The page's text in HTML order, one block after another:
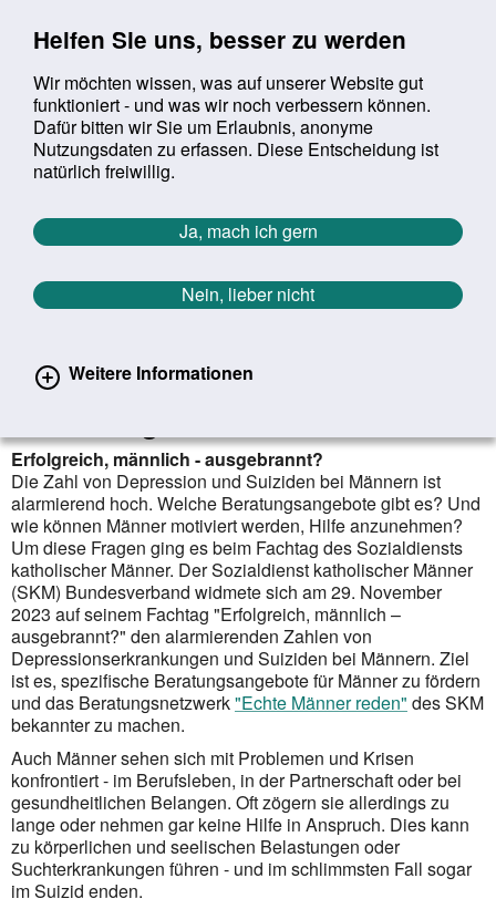
Helfen Sie uns, besser zu werden
Wir möchten wissen, was auf unserer Website gut
funktioniert - und was wir noch verbessern können.
Dafür bitten wir Sie um Erlaubnis, anonyme
Nutzungsdaten zu erfassen. Diese Entscheidung ist
natürlich freiwillig.
Ja, mach ich gern
Nein, lieber nicht
Weitere Informationen
Suchbegriff:
Sie befinden sich hier:
Startseite Aktuelles Aktuelle Meldungen
Aktuelle Meldungen
Zurück zur Übersicht erster
vorheriger
484/1627
Fachtag thematisiert psychische
Erfolgreich, männlich - ausgebrannt?
Die Zahl von Depression und Suiziden bei Männern ist
alarmierend hoch. Welche Beratungsangebote gibt es? Und
wie können Männer motiviert werden, Hilfe anzunehmen?
Um diese Fragen ging es beim Fachtag des Sozialdiensts
katholischer Männer. Der Sozialdienst katho­lischer Männer
(SKM) Bundesverband widmete sich am 29. November
2023 auf seinem Fachtag "Erfolgreich, männlich –
ausgebrannt?" den alarmierenden Zahlen von
Depressionserkrankungen und Suiziden bei Männern. Ziel
ist es, spezifische Beratungs­angebote für Männer zu fördern
und das Beratungsnetzwerk"Echte Männer reden" des SKM
bekannter zu machen.
Auch Männer sehen sich mit Problemen und Krisen
konfrontiert - im Berufsleben, in der Partnerschaft oder bei
gesundheitlichen Belangen. Oft zögern sie allerdings zu
lange oder nehmen gar keine Hilfe in Anspruch. Dies kann
zu körperlichen und seelischen Belastungen oder
Suchterkrankungen führen - und im schlimmsten Fall sogar
im Suizid enden.